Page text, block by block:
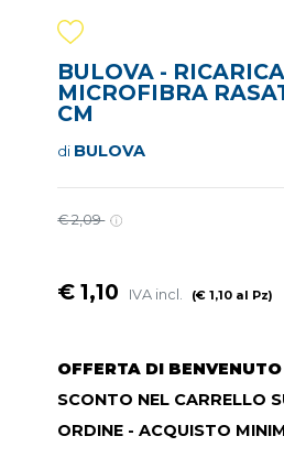
BULOVA -
MICROFIBRA
CM
di BULOVA
€ 2,09
€ 1,10 IVA incl. (€ 1,10 al Pz)
OFFERTA DI BENVENUTO
SCONTO NEL CARRELLO
ORDINE - ACQUISTO